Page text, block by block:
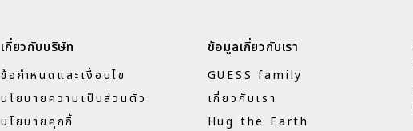
เกี่ยวกับบริษัท
ข้อกำหนดและเงื่อนไข
นโยบายความเป็นส่วนตัว
นโยบายคุกกี้
ข้อมูลเกี่ยวกับเรา
GUESS family
เกี่ยวกับเรา
Hug the Earth